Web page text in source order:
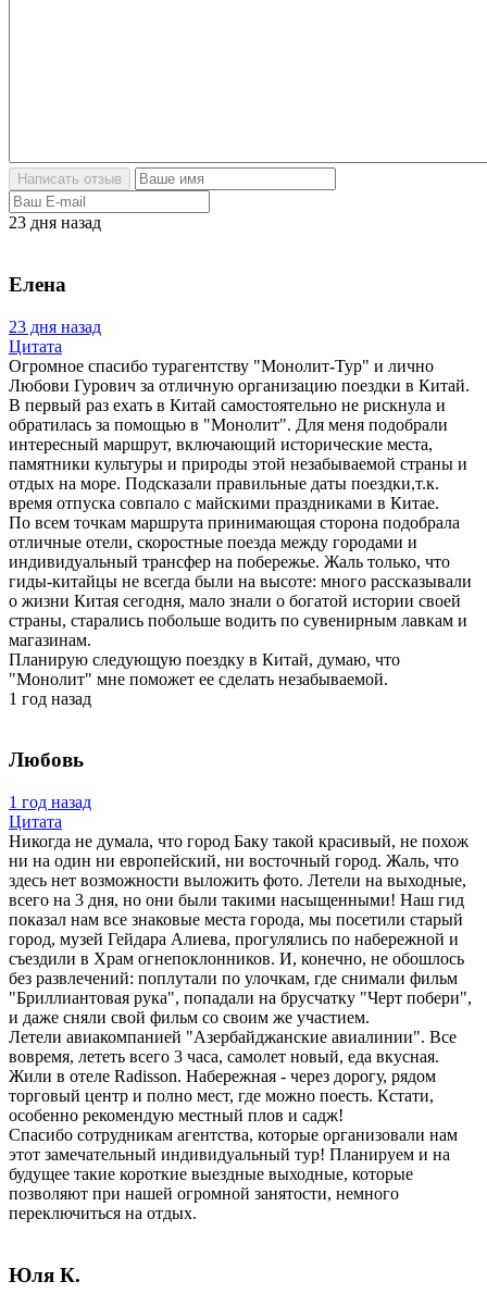
23 дня назад
Елена
23 дня назад
Цитата
Огромное спасибо турагентству "Монолит-Тур" и лично
Любови Гурович за отличную организацию поездки в Китай.
В первый раз ехать в Китай самостоятельно не рискнула и
обратилась за помощью в "Монолит". Для меня подобрали
интересный маршрут, включающий исторические места,
памятники культуры и природы этой незабываемой страны и
отдых на море. Подсказали правильные даты поездки,т.к.
время отпуска совпало с майскими праздниками в Китае.
По всем точкам маршрута принимающая сторона подобрала
отличные отели, скоростные поезда между городами и
индивидуальный трансфер на побережье. Жаль только, что
гиды-китайцы не всегда были на высоте: много рассказывали
о жизни Китая сегодня, мало знали о богатой истории своей
страны, старались побольше водить по сувенирным лавкам и
магазинам.
Планирую следующую поездку в Китай, думаю, что
"Монолит" мне поможет ее сделать незабываемой.
1 год назад
Любовь
1 год назад
Цитата
Никогда не думала, что город Баку такой красивый, не похож
ни на один ни европейский, ни восточный город. Жаль, что
здесь нет возможности выложить фото. Летели на выходные,
всего на 3 дня, но они были такими насыщенными! Наш гид
показал нам все знаковые места города, мы посетили старый
город, музей Гейдара Алиева, прогулялись по набережной и
съездили в Храм огнепоклонников. И, конечно, не обошлось
без развлечений: поплутали по улочкам, где снимали фильм
"Бриллиантовая рука", попадали на брусчатку "Черт побери",
и даже сняли свой фильм со своим же участием.
Летели авиакомпанией "Азербайджанские авиалинии". Все
вовремя, лететь всего 3 часа, самолет новый, еда вкусная.
Жили в отеле Radisson. Набережная - через дорогу, рядом
торговый центр и полно мест, где можно поесть. Кстати,
особенно рекомендую местный плов и садж!
Спасибо сотрудникам агентства, которые организовали нам
этот замечательный индивидуальный тур! Планируем и на
будущее такие короткие выездные выходные, которые
позволяют при нашей огромной занятости, немного
переключиться на отдых.
Юля К.